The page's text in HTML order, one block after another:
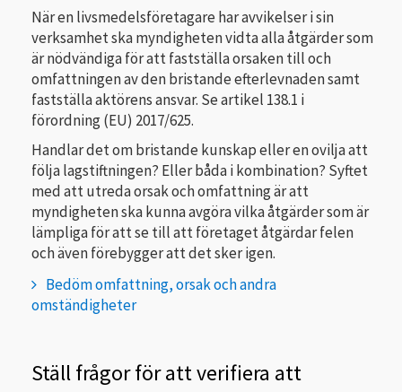
När en livsmedelsföretagare har avvikelser i sin
verksamhet ska myndigheten vidta alla åtgärder som
är nödvändiga för att fastställa orsaken till och
omfattningen av den bristande efterlevnaden samt
fastställa aktörens ansvar. Se artikel 138.1 i
förordning (EU) 2017/625.
Handlar det om bristande kunskap eller en ovilja att
följa lagstiftningen? Eller båda i kombination? Syftet
med att utreda orsak och omfattning är att
myndigheten ska kunna avgöra vilka åtgärder som är
lämpliga för att se till att företaget åtgärdar felen
och även förebygger att det sker igen.
Bedöm omfattning, orsak och andra
omständigheter
Ställ frågor för att verifiera att